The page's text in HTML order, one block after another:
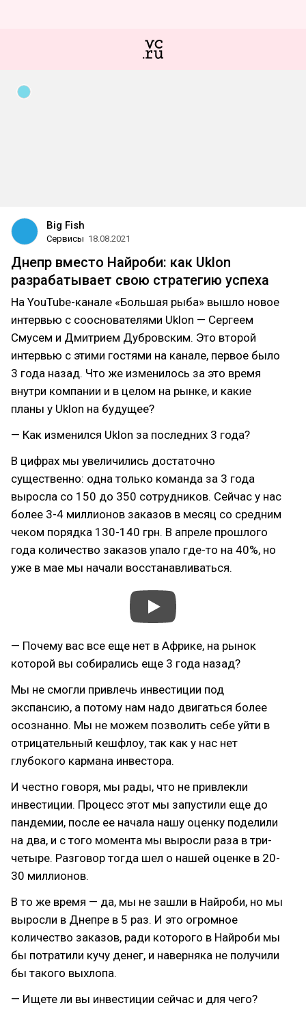
Big Fish
Сервисы 18.08.2021
Днепр вместо Найроби: как Uklon
разрабатывает свою стратегию успеха
На YouTube-канале «Большая рыба» вышло новое
интервью с сооснователями Uklon — Сергеем
Смусем и Дмитрием Дубровским. Это второй
интервью с этими гостями на канале, первое было
3 года назад. Что же изменилось за это время
внутри компании и в целом на рынке, и какие
планы у Uklon на будущее?
— Как изменился Uklon за последних 3 года?
В цифрах мы увеличились достаточно
существенно: одна только команда за 3 года
выросла со 150 до 350 сотрудников. Сейчас у нас
более 3-4 миллионов заказов в месяц со средним
чеком порядка 130-140 грн. В апреле прошлого
года количество заказов упало где-то на 40%, но
уже в мае мы начали восстанавливаться.
— Почему вас все еще нет в Африке, на рынок
которой вы собирались еще 3 года назад?
Мы не смогли привлечь инвестиции под
экспансию, а потому нам надо двигаться более
осознанно. Мы не можем позволить себе уйти в
отрицательный кешфлоу, так как у нас нет
глубокого кармана инвестора.
И честно говоря, мы рады, что не привлекли
инвестиции. Процесс этот мы запустили еще до
пандемии, после ее начала нашу оценку поделили
на два, и с того момента мы выросли раза в три-
четыре. Разговор тогда шел о нашей оценке в 20-
30 миллионов.
В то же время — да, мы не зашли в Найроби, но мы
выросли в Днепре в 5 раз. И это огромное
количество заказов, ради которого в Найроби мы
бы потратили кучу денег, и наверняка не получили
бы такого выхлопа.
— Ищете ли вы инвестиции сейчас и для чего?